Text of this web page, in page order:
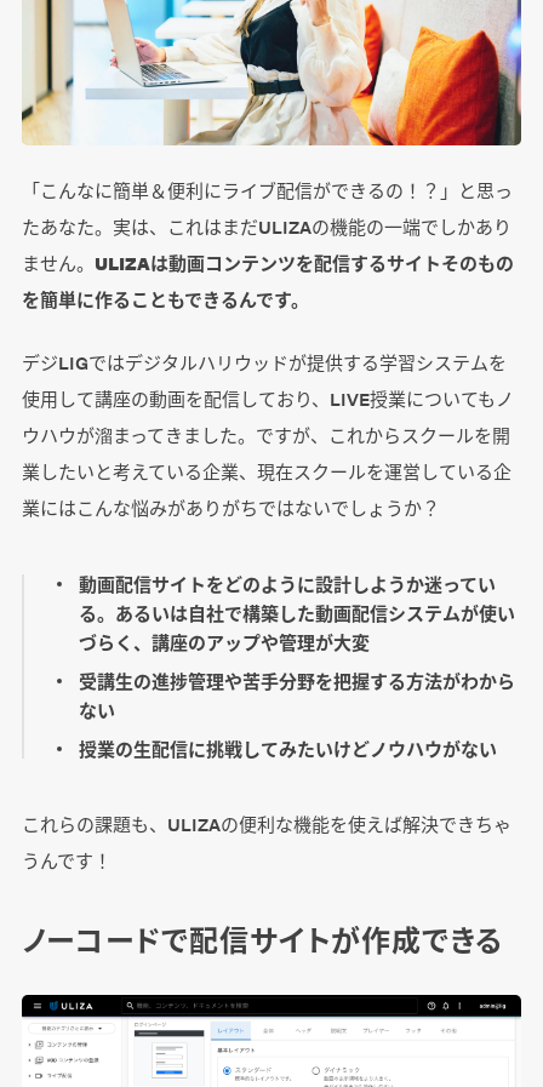
「こんなに簡単＆便利にライブ配信ができるの！？」と思っ
たあなた。実は、これはまだULIZAの機能の一端でしかあり
ません。 ULIZAは動画コンテンツを配信するサイトそのもの
を簡単に作ることもできるんです。
デジLIGではデジタルハリウッドが提供する学習システムを
使用して講座の動画を配信しており、LIVE授業についてもノ
ウハウが溜まってきました。ですが、これからスクールを開
業したいと考えている企業、現在スクールを運営している企
業にはこんな悩みがありがちではないでしょうか？
動画配信サイトをどのように設計しようか迷ってい
る。あるいは自社で構築した動画配信システムが使い
づらく、講座のアップや管理が大変
受講生の進捗管理や苦手分野を把握する方法がわから
ない
授業の生配信に挑戦してみたいけどノウハウがない
これらの課題も、ULIZAの便利な機能を使えば解決できちゃ
うんです！
ノーコードで配信サイトが作成できる